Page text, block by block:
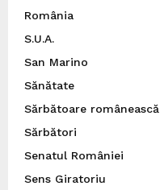
România
S.U.A.
San Marino
Sănătate
Sărbătoare românească
Sărbători
Senatul României
Sens Giratoriu